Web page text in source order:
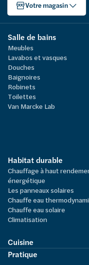
Votre magasin
Salle de bains
Meubles
Lavabos et vasques
Douches
Baignoires
Robinets
Toilettes
Van Marcke Lab
Habitat durable
Chauffage à haut
énergétique
Les panneaux solaires
Chauffe eau
Chauffe eau solaire
Climatisation
Cuisine
Pratique